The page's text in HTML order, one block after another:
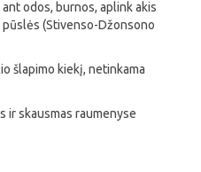
odos, burnos, aplink akis
(Stivenso-Džonsono
šlapimo kiekį, netinkama
ir skausmas raumenyse